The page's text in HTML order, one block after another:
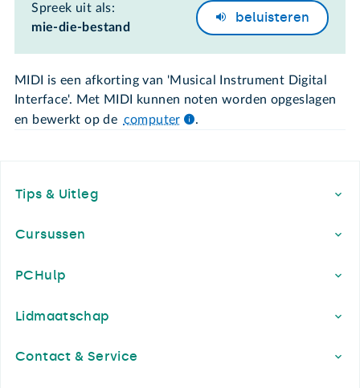
Spreek uit als:
mie-die-bestand
beluisteren
MIDI is een afkorting van 'Musical Instrument Digital
Interface'. Met MIDI kunnen noten worden opgeslagen
en bewerkt op de computer .
Tips & Uitleg
Cursussen
PCHulp
Lidmaatschap
Contact & Service